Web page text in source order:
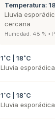
Temperatura:
Lluvia
cercana
Humedad: 48 % •
1˚C | 18˚C
Lluvia
1˚C | 18˚C
Lluvia